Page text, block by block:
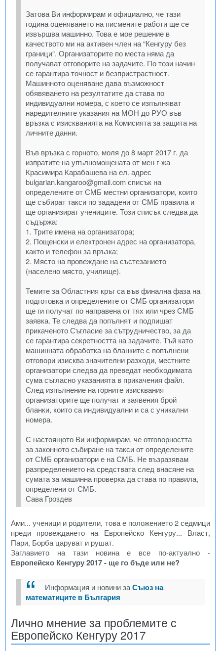
Затова Ви информирам и официално, че тази
година оценяването на писмените работи ще се
извършва машинно. Това е мое решение в
качеството ми на активен член на "Кенгуру без
граници". Организаторите по места няма да
получават отговорите на задачите. По този начин
се гарантира точност и безпристрастност.
Машинното оценяване дава възможност
обявяването на резултатите да става по
индивидуални номера, с което се изпълняват
наредителните указания на МОН до РУО във
връзка с изискванията на Комисията за защита на
личните данни.
Във връзка с горното, моля до 8 март 2017 г. да
изпратите на упълномощената от мен г-жа
Красимира Карабашева на ел. адрес
bulgarian.kangaroo@gmail.com списък на
определените от СМБ местни организатори, които
ще събират такси по зададени от СМБ правила и
ще организират учениците. Този списък следва да
съдържа:
1. Трите имена на организатора;
2. Пощенски и електронен адрес на организатора,
както и телефон за връзка;
2. Място на провеждане на състезанието
(населено място, училище).
Темите за Областния кръг са във финална фаза на
подготовка и определените от СМБ организатори
ще ги получат по направена от тях или чрез СМБ
заявка. Те следва да попълнят и подпишат
прикаченото Съгласие за сътрудничество, за да
се гарантира секретността на задачите. Тъй като
машинната обработка на бланките с попълнени
отговори изисква значителни разходи, местните
организатори следва да преведат необходимата
сума съгласно указанията в прикачения файл.
След изпълнение на горните изисквания
организаторите ще получат и заявения брой
бланки, които са индивидуални и са с уникални
номера.
С настоящото Ви информирам, че отговорността
за законното събиране на такси от определените
от СМБ организатори е на СМБ. Не възразявам
разпределението на средствата след внасяне на
сумата за машинна проверка да става по правила,
определени от СМБ.
Сава Гроздев
Ами... ученици и родители, това е положението 2 седмици
преди провеждането на Европейско Кенгуру... Власт,
Пари, Борба царуват и рушат.
Заглавието на тази новина е все по-актуално -
Европейско Кенгуру 2017 - ще го бъде или не?
Информация и новини заСъюз на
математиците в България
Лично мнение за проблемите с
Европейско Кенгуру 2017